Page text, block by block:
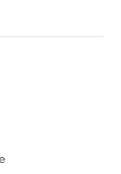
cu acces
De
operatori